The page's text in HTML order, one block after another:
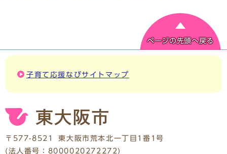
ページの先頭へ戻る
子育て応援なびサイトマップ
〒577-8521
東大阪市荒本北一丁目1番1号
(法人番号：8000020272272)